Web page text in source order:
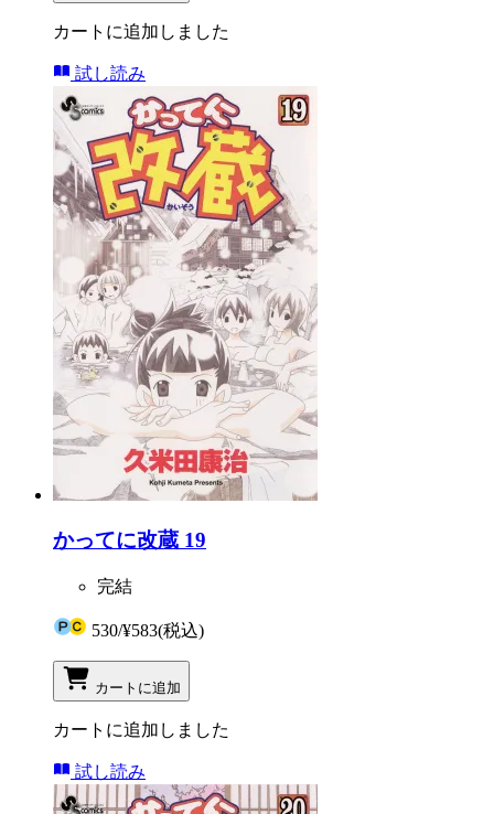
カートに追加しました
試し読み
かってに改蔵 19
完結
530/¥583(税込)
カートに追加
カートに追加しました
試し読み